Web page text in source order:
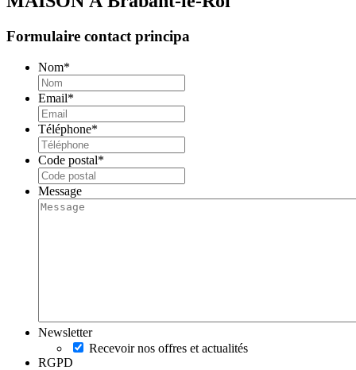
Formulaire contact principa
Nom*
Email*
Téléphone*
Code postal*
Message
Newsletter
Recevoir nos offres et actualités
RGPD